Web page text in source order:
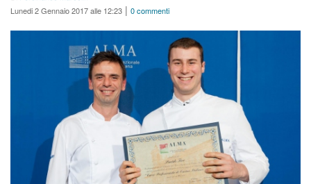
Lunedi 2 Gennaio 2017 alle 12:23 | 0 commenti